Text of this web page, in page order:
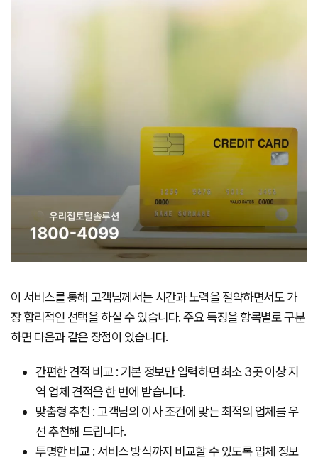
이 서비스를 통해 고객님께서는 시간과 노력을 절약하면서도 가
장 합리적인 선택을 하실 수 있습니다. 주요 특징을 항목별로 구분
하면 다음과 같은 장점이 있습니다.
간편한 견적 비교 : 기본 정보만 입력하면 최소 3곳 이상 지
역 업체 견적을 한 번에 받습니다.
맞춤형 추천 : 고객님의 이사 조건에 맞는 최적의 업체를 우
선 추천해 드립니다.
투명한 비교 : 서비스 방식까지 비교할 수 있도록 업체 정보